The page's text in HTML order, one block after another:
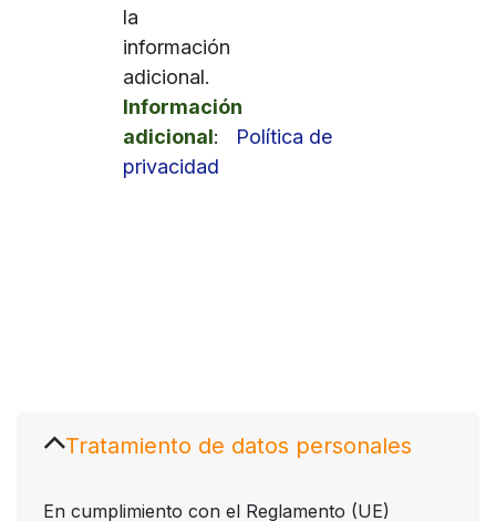
la
información
adicional.
Información
adicional: Política de
privacidad
Tratamiento de datos personales
En cumplimiento con el Reglamento (UE)